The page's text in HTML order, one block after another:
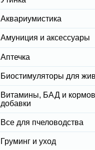
Аквариумистика
Амуниция и аксессуары
Аптечка
Биостимуляторы для
Витамины, БАД и
добавки
Все для пчеловодства
Груминг и уход